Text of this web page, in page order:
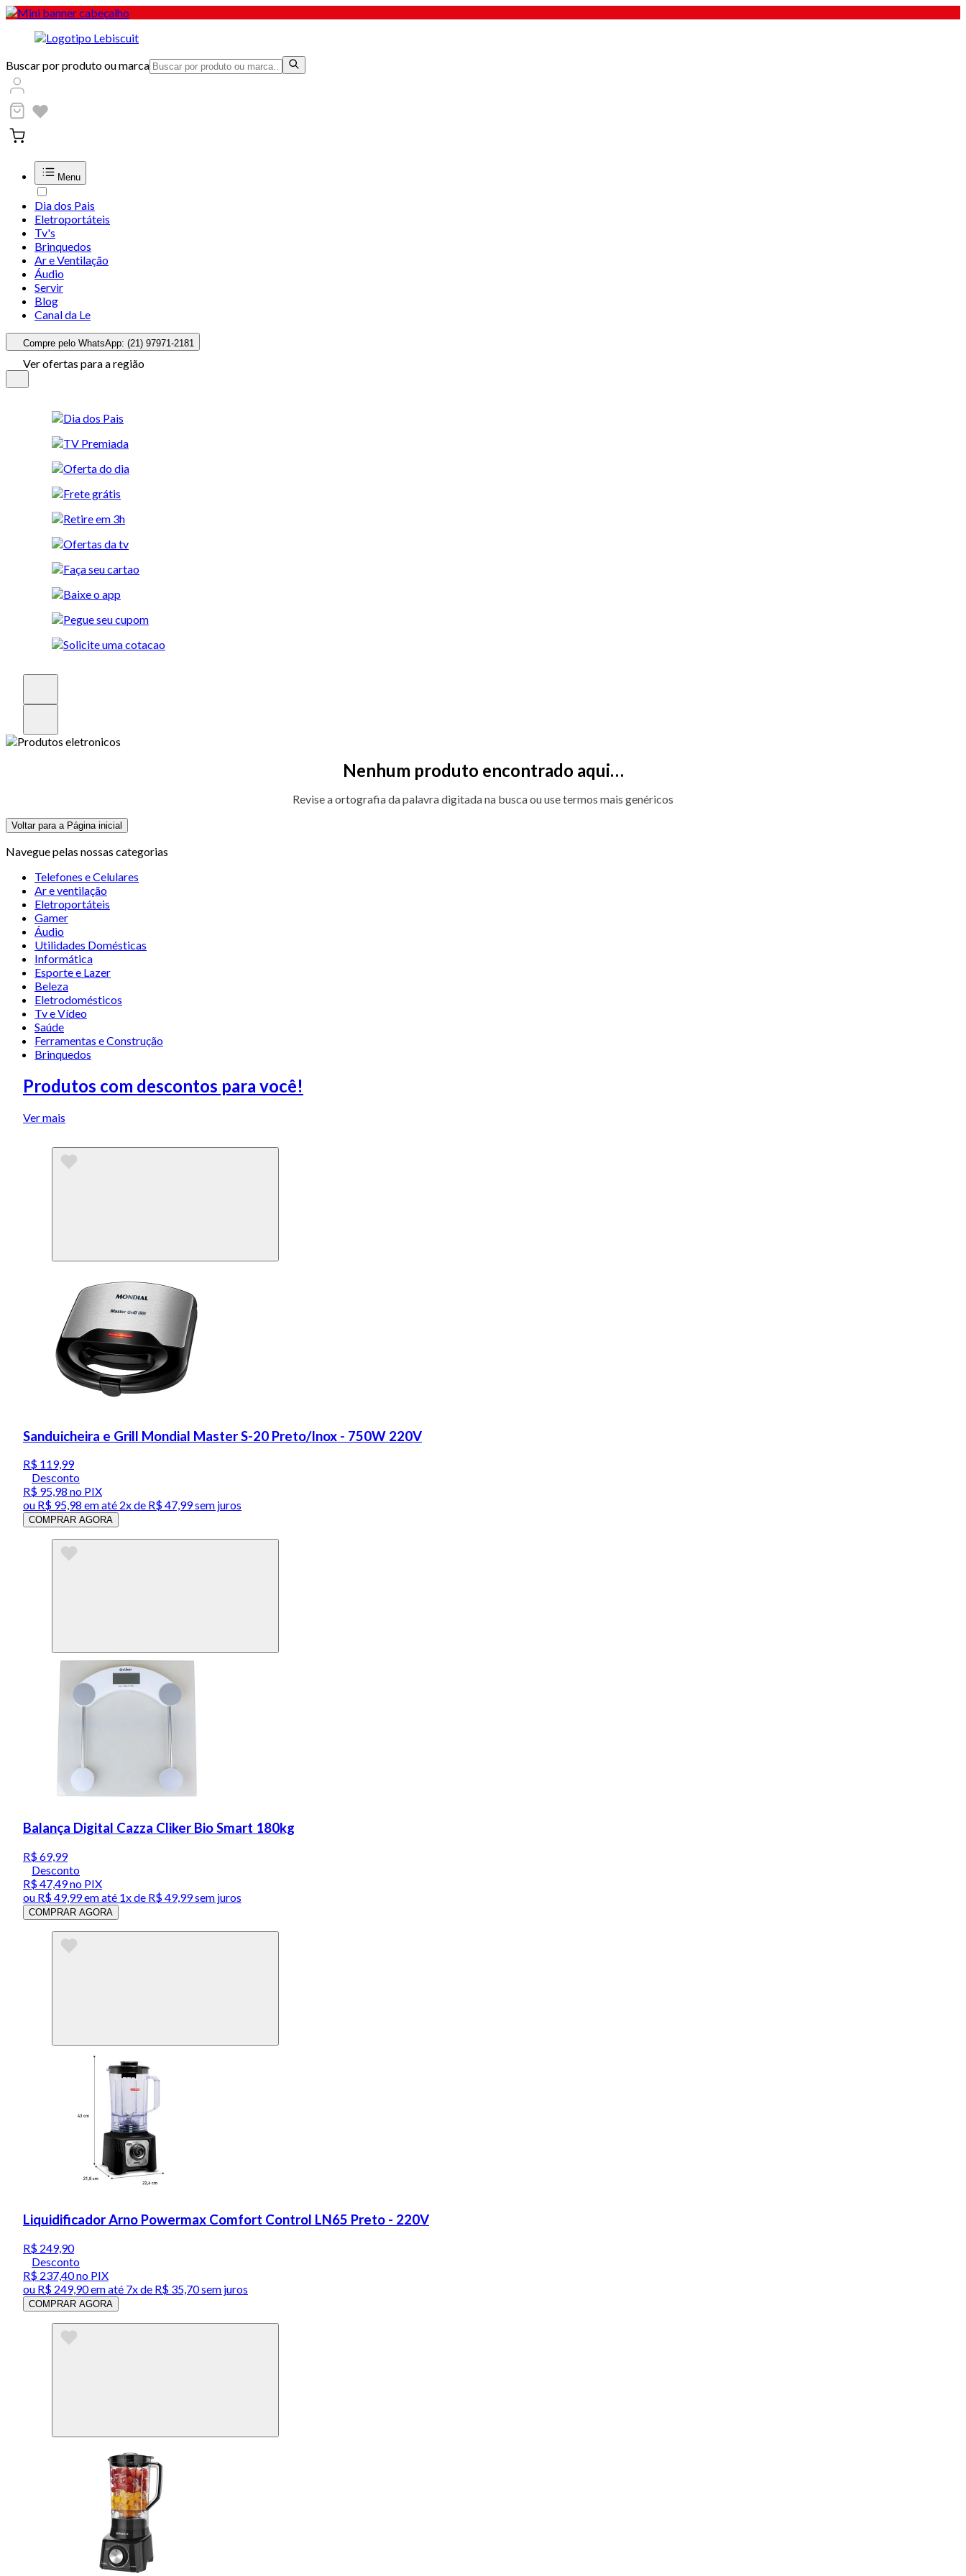
Buscar por produto ou marca
Menu
Dia dos Pais
Eletroportáteis
Tv's
Brinquedos
Ar e Ventilação
Áudio
Servir
Blog
Canal da Le
Compre pelo WhatsApp: (21) 97971-2181
Ver ofertas para a região
Nenhum produto encontrado aqui…
Revise a ortografia da palavra digitada na busca ou use termos mais genéricos
Voltar para a Página inicial
Navegue pelas nossas categorias
Telefones e Celulares
Ar e ventilação
Eletroportáteis
Gamer
Áudio
Utilidades Domésticas
Informática
Esporte e Lazer
Beleza
Eletrodomésticos
Tv e Vídeo
Saúde
Ferramentas e Construção
Brinquedos
Produtos com descontos para você!
Ver mais
Sanduicheira e Grill Mondial Master S-20 Preto/Inox - 750W 220V
R$ 119,99
Desconto
R$ 95,98 no PIX
ou R$ 95,98 em até 2x de R$ 47,99 sem juros
COMPRAR AGORA
Balança Digital Cazza Cliker Bio Smart 180kg
R$ 69,99
Desconto
R$ 47,49no PIX
ou R$ 49,99em até 1x de R$ 49,99sem juros
COMPRAR AGORA
Liquidificador Arno Powermax Comfort Control LN65 Preto - 220V
R$ 249,90
Desconto
R$ 237,40no PIX
ou R$ 249,90em até 7x de R$ 35,70 sem juros
COMPRAR AGORA